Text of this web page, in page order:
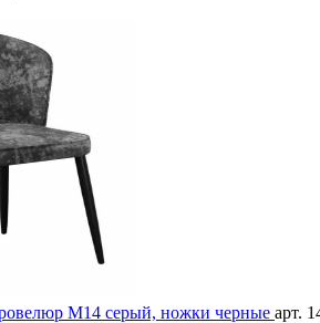
M14 серый, ножки черные арт.